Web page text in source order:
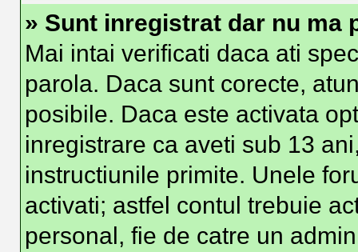
» Sunt inregistrat dar nu ma
Mai intai verificati daca ati
parola. Daca sunt corecte,
posibile. Daca este activata
inregistrare ca aveti sub 13
instructiunile primite. Unele
activati; astfel contul trebuie
personal, fie de catre un